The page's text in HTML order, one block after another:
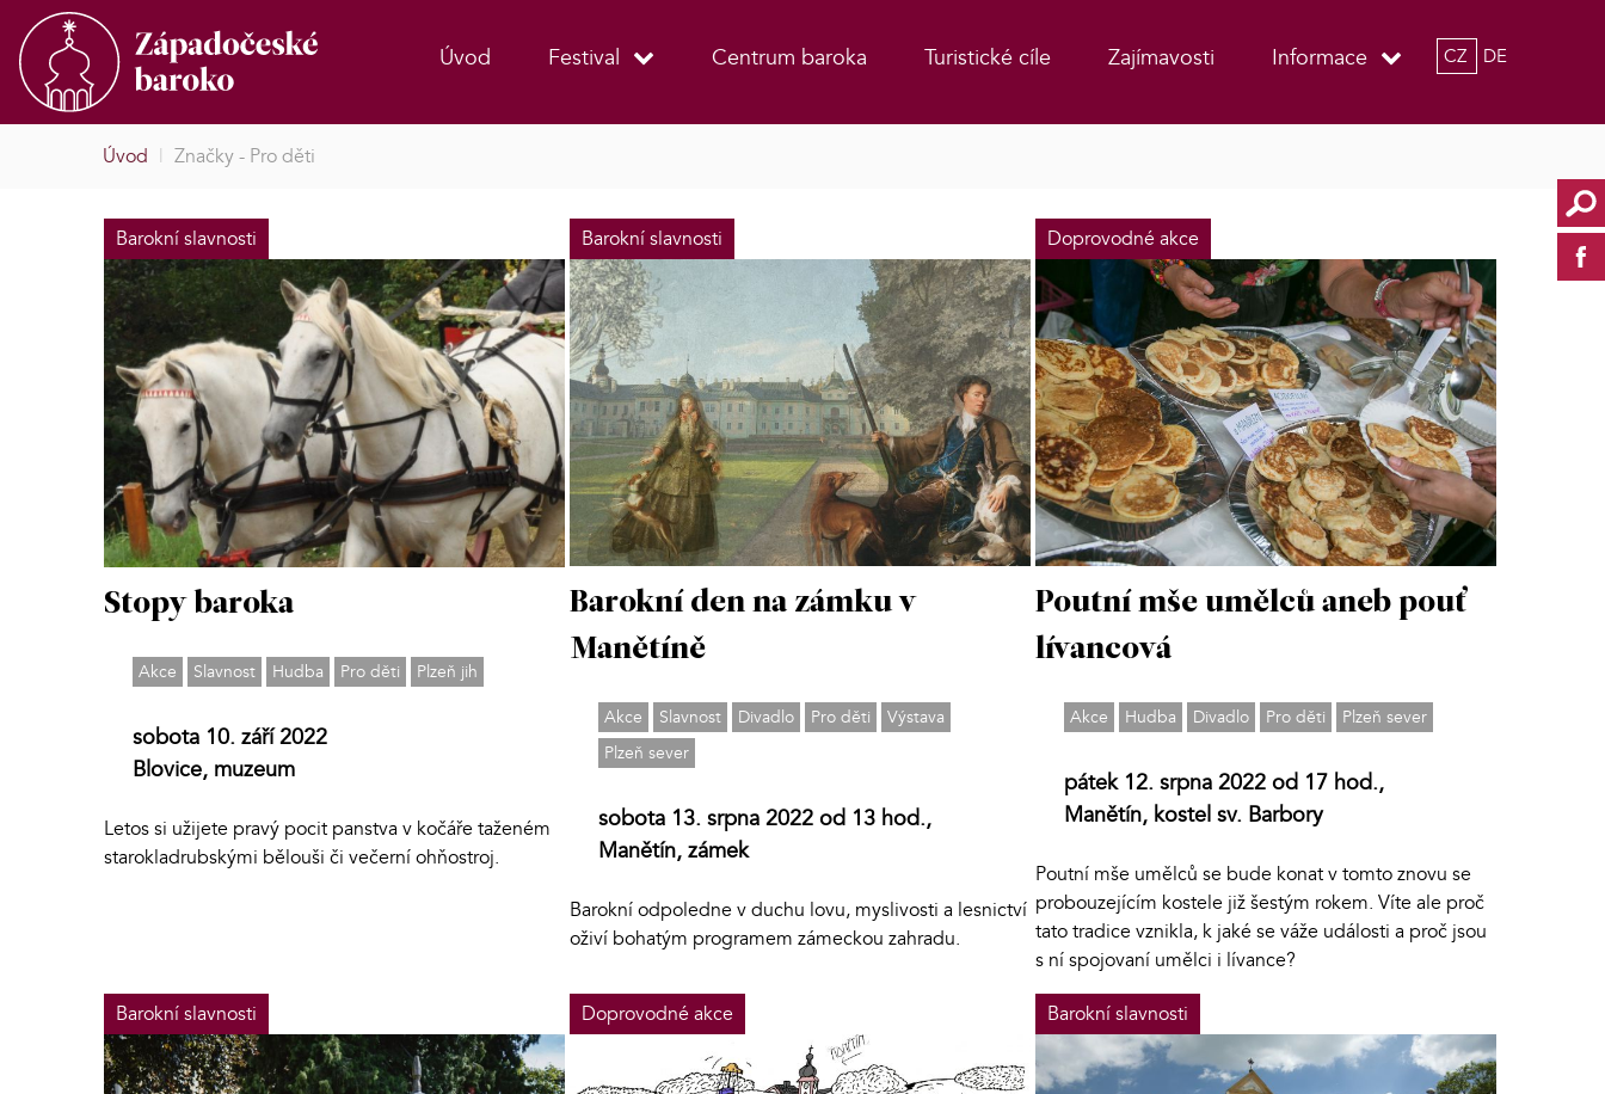
Úvod Festival Centrum baroka Turistické cíle Zajímavosti Informace CZ DE
Úvod | Značky - Pro děti
Barokní slavnosti
Stopy baroka
Akce Slavnost Hudba Pro děti Plzeň jih
sobota 10. září 2022
Blovice, muzeum
Letos si užijete pravý pocit panstva v kočáře taženém
starokladrubskými bělouši či večerní ohňostroj.
Barokní slavnosti
Barokní den na zámku v
Manětíně
Akce Slavnost Divadlo Pro děti
Výstava
Plzeň sever
sobota 13. srpna 2022 od 13 hod.,
Manětín, zámek
Barokní odpoledne v duchu lovu, myslivosti a lesnictví
oživí bohatým programem zámeckou zahradu.
Doprovodné akce
Poutní mše umělců aneb pouť
lívancová
Akce Hudba Divadlo Pro děti Plzeň sever
pátek 12. srpna 2022 od 17 hod.,
Manětín, kostel sv. Barbory
Poutní mše umělců se bude konat v tomto znovu se
probouzejícím kostele již šestým rokem. Víte ale proč
tato tradice vznikla, k jaké se váže události a proč jsou
s ní spojovaní umělci i lívance?
Barokní slavnosti Doprovodné akce Barokní slavnosti